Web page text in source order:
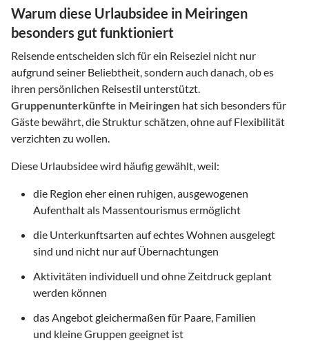
Warum diese Urlaubsidee in Meiringen
besonders gut funktioniert
Reisende entscheiden sich für ein Reiseziel nicht nur
aufgrund seiner Beliebtheit, sondern auch danach, ob es
ihren persönlichen Reisestil unterstützt.
Gruppenunterkünfte in Meiringen hat sich besonders für
Gäste bewährt, die Struktur schätzen, ohne auf Flexibilität
verzichten zu wollen.
Diese Urlaubsidee wird häufig gewählt, weil:
die Region eher einen ruhigen, ausgewogenen
Aufenthalt als Massentourismus ermöglicht
die Unterkunftsarten auf echtes Wohnen ausgelegt
sind und nicht nur auf Übernachtungen
Aktivitäten individuell und ohne Zeitdruck geplant
werden können
das Angebot gleichermaßen für Paare, Familien
und kleine Gruppen geeignet ist